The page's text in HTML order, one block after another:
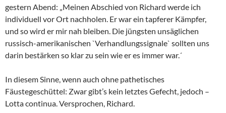
gestern Abend: „Meinen Abschied von Richard werde ich
individuell vor Ort nachholen. Er war ein tapferer Kämpfer,
und so wird er mir nah bleiben. Die jüngsten unsäglichen
russisch-amerikanischen `Verhandlungssignale` sollten uns
darin bestärken so klar zu sein wie er es immer war.´
In diesem Sinne, wenn auch ohne pathetisches
Fäustegeschüttel: Zwar gibt’s kein letztes Gefecht, jedoch –
Lotta continua. Versprochen, Richard.